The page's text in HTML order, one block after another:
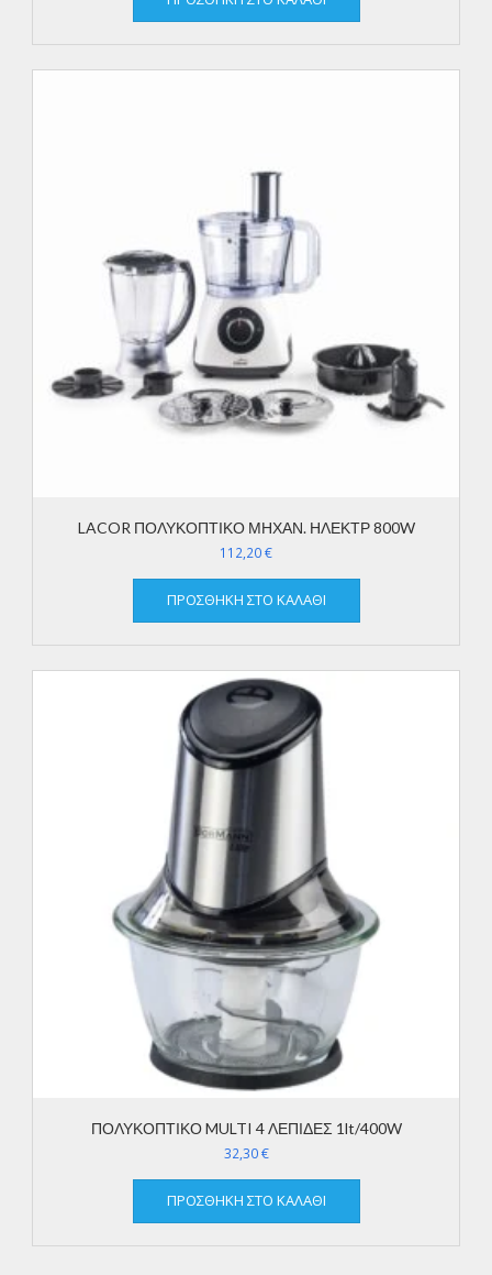
LACOR ΠΟΛΥΚΟΠΤΙΚΟ ΜΗΧΑΝ. ΗΛΕΚΤΡ 800W
112,20€
ΠΡΟΣΘΉΚΗ ΣΤΟ ΚΑΛΆΘΙ
ΠΟΛΥΚΟΠΤΙΚΟ MULTI 4 ΛΕΠΙΔΕΣ 1lt/400W
32,30€
ΠΡΟΣΘΉΚΗ ΣΤΟ ΚΑΛΆΘΙ